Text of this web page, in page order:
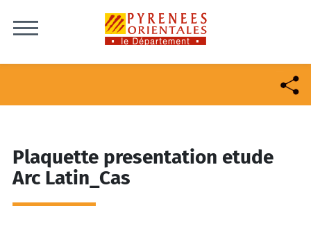
Plaquette presentation etude
Arc Latin_Cas